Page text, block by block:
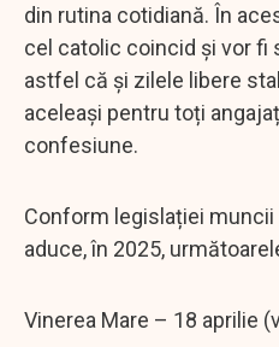
din rutina cotidiană. În
cel catolic coincid și vor fi
astfel că și zilele libere
aceleași pentru toți
confesiune.
Conform legislației muncii
aduce, în 2025,
Vinerea Mare – 18 aprilie